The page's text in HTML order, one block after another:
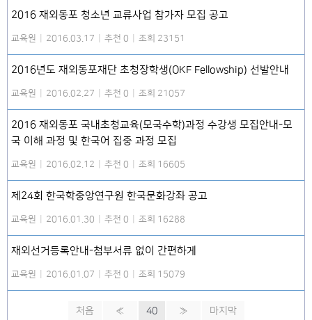
2016 재외동포 청소년 교류사업 참가자 모집 공고
교육원 2016.03.17 추천 0 조회 23151
2016년도 재외동포재단 초청장학생(OKF Fellowship) 선발안내
교육원 2016.02.27 추천 0 조회 21057
2016 재외동포 국내초청교육(모국수학)과정 수강생 모집안내-모
국 이해 과정 및 한국어 집중 과정 모집
교육원 2016.02.12 추천 0 조회 16605
제24회 한국학중앙연구원 한국문화강좌 공고
교육원 2016.01.30 추천 0 조회 16288
재외선거등록안내-첨부서류 없이 간편하게
교육원 2016.01.07 추천 0 조회 15079
처음 « 40 » 마지막